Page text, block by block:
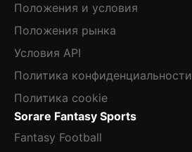
Положения и условия
Положения рынка
Условия API
Политика конфиденциальности
Политика cookie
Sorare Fantasy Sports
Fantasy Football